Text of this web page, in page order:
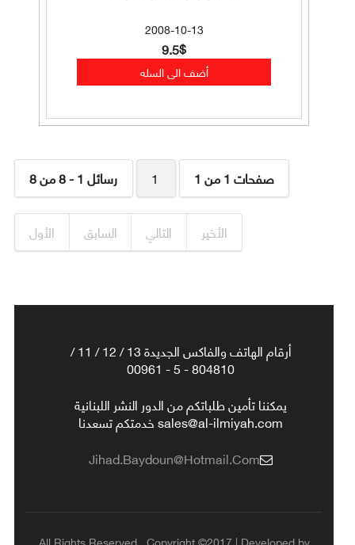
2008-10-13
9.5$
رسائل 1 - 8 من 8 1 صفحات 1 من 1
الأول السابق التالي الأخير
أرقام الهاتف والفاكس الجديدة 13 / 12 / 11 /
804810 - 5 - 00961
يمكننا تأمين طلباتكم من الدور النشر اللبنانية
sales@al-ilmiyah.com خدمتكم تسعدنا
Jihad.baydoun@hotmail.com